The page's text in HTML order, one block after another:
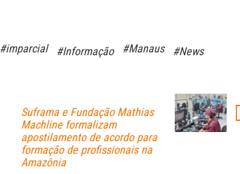
#imparcial #Informação #Manaus
#News
Suframa e Fundação Mathias
Machline formalizam
apostilamento de acordo para
formação de profissionais na
Amazônia